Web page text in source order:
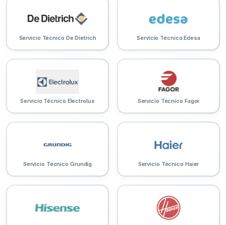
Servicio Técnico De Dietrich Servicio Técnico Edesa
Servicio Técnico Electrolux Servicio Técnico Fagor
Servicio Técnico Grundig Servicio Técnico Haier